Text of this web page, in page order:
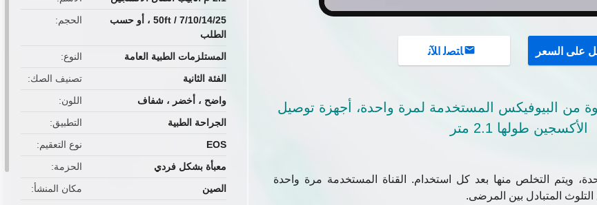
الحجم
7/10/14/25 / 50ft ، أو حسب
الطلب
النوع
المستلزمات الطبية العامة
تصنيف الصك
الفئة الثانية
اللون
واضح ، أخضر ، شفاف
التطبيق
الجراحة الطبية
نوع التعقيم
EOS
الحزمة
معبأة بشكل فردي
مكان المنشأ
الصين
على السعر ﺎﺘﺼﻟ ﺍﻶﻧ
من البيوفيكس المستخدمة لمرة واحدة، أجهزة توصيل
الأكسجين طولها 2.1 متر
ويتم التخلص منها بعد كل استخدام. القناة المستخدمة مرة واحدة
المتبادل بين المرضى.